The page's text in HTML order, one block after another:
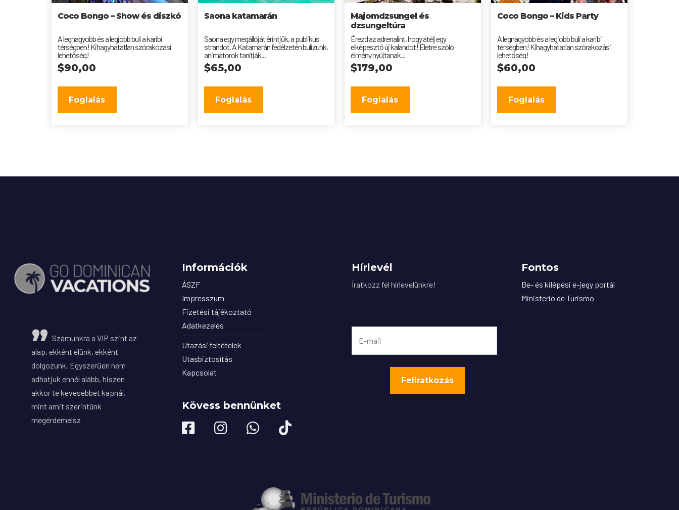
Coco Bongo – Show és diszkó
A legnagyobb és a legjobb buli a karibi
térségben! Kihagyhatatlan szórakozási
lehetőség!
$90,00
Foglalás
Saona katamarán
Saona egy megállóját érintjük, a publikus
strandot. A Katamarán fedélzetén bulizunk,
animátorok tanítják...
$65,00
Foglalás
Majomdzsungel és
dzsungeltúra
Érezd az adrenalint, hogy átélj egy
elképesztő új kalandot! Életre szóló
élmény nyújtanak...
$179,00
Foglalás
Coco Bongo – Kids Party
A legnagyobb és a legjobb buli a karibi
térségben! Kihagyhatatlan szórakozási
lehetőség!
$60,00
Foglalás
Számunkra a VIP szint az
alap, ekként élünk, ekként
dolgozunk. Egyszerűen nem
adhatjuk ennél alább, hiszen
akkor te kevesebbet kapnál,
mint amit szerintünk
megérdemelsz
Információk
ÁSZF
Impresszum
Fizetési tájékoztató
Adatkezelés
Utazási feltételek
Utasbiztosítás
Kapcsolat
Kövess bennünket
Hírlevél
Íratkozz fel hírlevelünkre!
Fontos
Be- és kilépési e-jegy portál
Ministerio de Turismo